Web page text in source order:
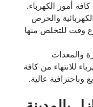
أمور الكهرباء.
والحرص
وقت للتخلص منها
والمعدات
للانتهاء من كافة
عالية.